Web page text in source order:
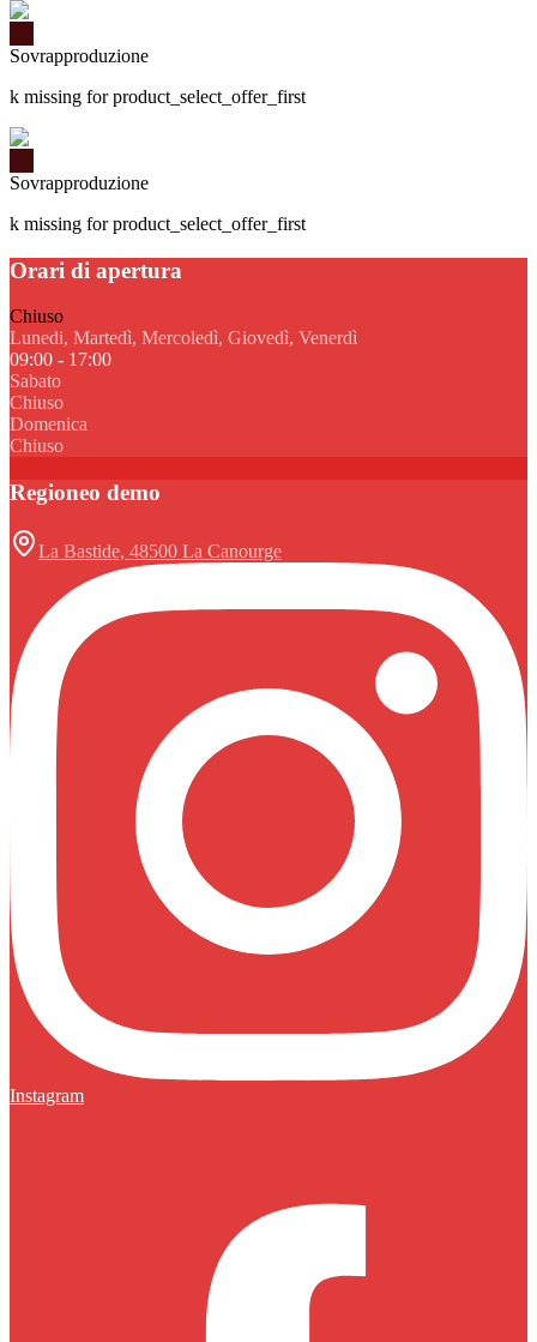
Sovrapproduzione
k missing for product_select_offer_first
Sovrapproduzione
k missing for product_select_offer_first
Orari di apertura
Chiuso
Lunedi, Martedì, Mercoledì, Giovedì, Venerdì
09:00 - 17:00
Sabato
Chiuso
Domenica
Chiuso
Regioneo demo
La Bastide, 48500 La Canourge
Instagram